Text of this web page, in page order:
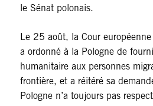
le Sénat polonais.
Le 25 août, la Cour
a ordonné à la Pologne de
humanitaire aux personnes
frontière, et a réitéré sa
Pologne n’a toujours pas